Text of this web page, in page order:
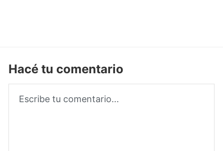
Hacé tu comentario